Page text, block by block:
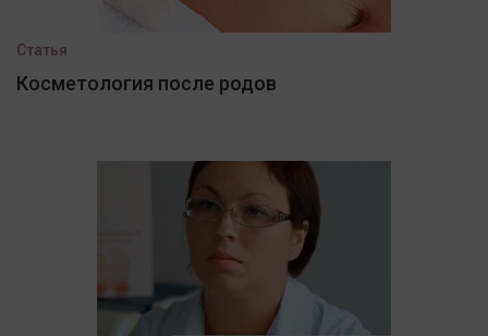
Статья
Косметология после родов